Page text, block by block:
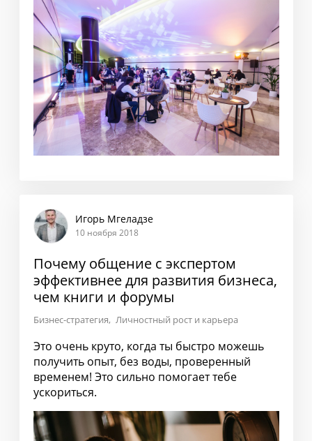
Игорь Мгеладзе
10 ноября 2018
Почему общение с экспертом
эффективнее для развития бизнеса,
чем книги и форумы
Бизнес-стратегия Личностный рост и карьера
Это очень круто, когда ты быстро можешь
получить опыт, без воды, проверенный
временем! Это сильно помогает тебе
ускориться.